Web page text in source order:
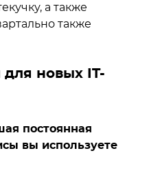
а также
также
новых IT-
постоянная
вы используете